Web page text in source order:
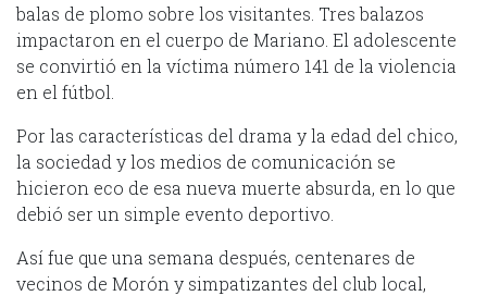
balas de plomo sobre los visitantes. Tres balazos
impactaron en el cuerpo de Mariano. El adolescente
se convirtió en la víctima número 141 de la violencia
en el fútbol.
Por las características del drama y la edad del chico,
la sociedad y los medios de comunicación se
hicieron eco de esa nueva muerte absurda, en lo que
debió ser un simple evento deportivo.
Así fue que una semana después, centenares de
vecinos de Morón y simpatizantes del club local,